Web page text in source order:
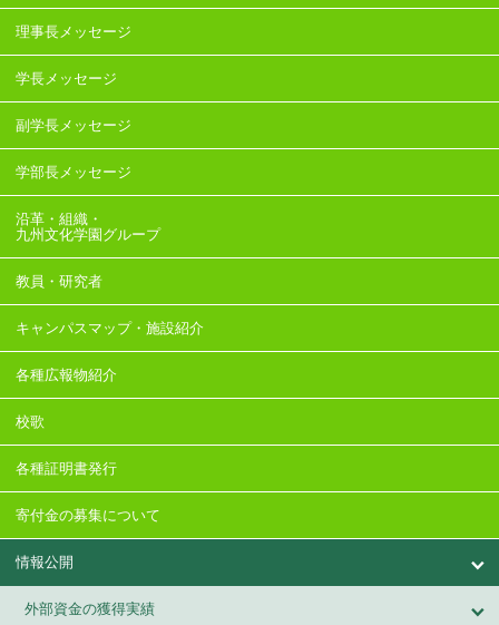
理事長メッセージ
学長メッセージ
副学長メッセージ
学部長メッセージ
沿革・組織・
九州文化学園グループ
教員・研究者
キャンパスマップ・施設紹介
各種広報物紹介
校歌
各種証明書発行
寄付金の募集について
情報公開
外部資金の獲得実績